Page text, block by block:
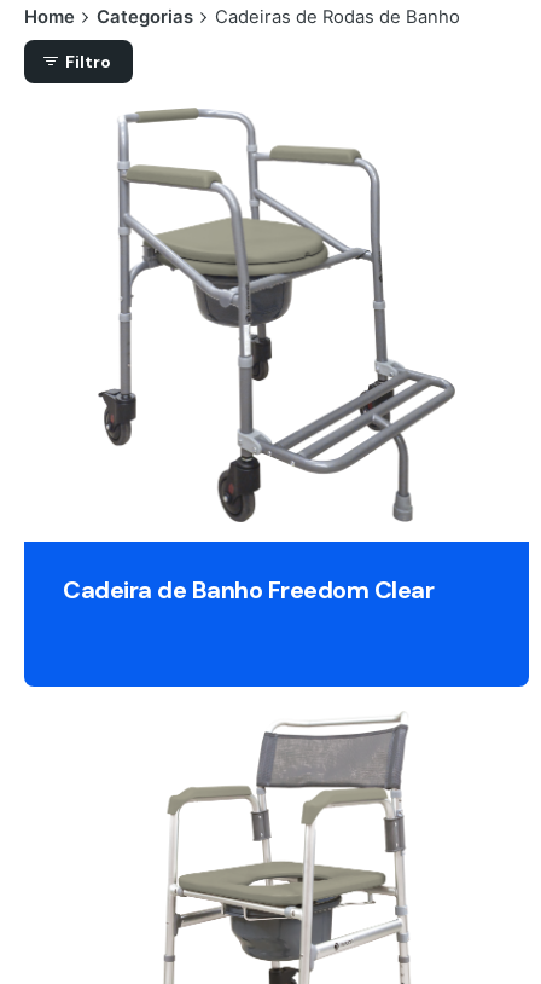
Home Categorias Cadeiras de Rodas de Banho
Filtro
Cadeira de Banho Freedom Clear